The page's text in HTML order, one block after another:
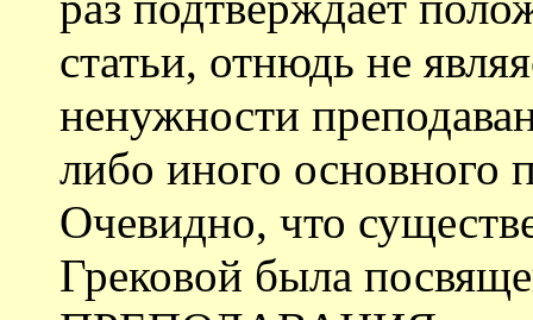
статьи, отнюдь не
ненужности
либо иного основного
Очевидно, что
Грековой была